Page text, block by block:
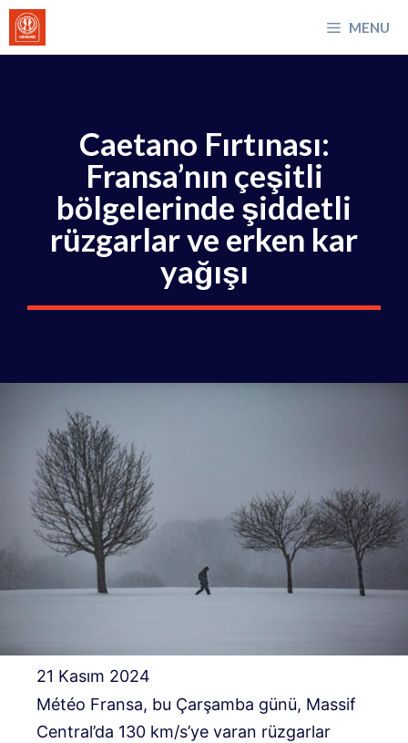
İçeriğe
atla
MENU
Caetano Fırtınası:
Fransa’nın çeşitli
bölgelerinde şiddetli
rüzgarlar ve erken kar
yağışı
21 Kasım 2024
Météo Fransa, bu Çarşamba günü, Massif
Central’da 130 km/s’ye varan rüzgarlar